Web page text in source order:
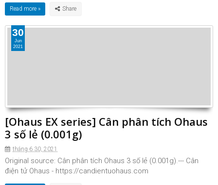
Read more »
[Ohaus EX series] Cân phân tích Ohaus
3 số lẻ (0.001g)
tháng 6 30, 2021
Original source: Cân phân tích Ohaus 3 số lẻ (0.001g).--- Cân
điện tử Ohaus - https://candientuohaus.com
30
Jun
2021